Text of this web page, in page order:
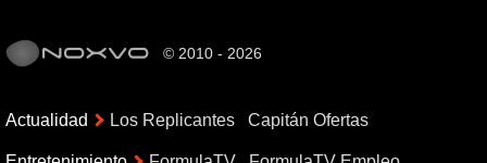
© 2010 - 2026
Actualidad Los Replicantes Capitán Ofertas